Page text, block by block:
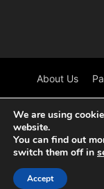
About Us
We are using
website.
You can find out
switch them off in
Accept
Dansk (